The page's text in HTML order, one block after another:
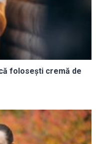
folosești cremă de